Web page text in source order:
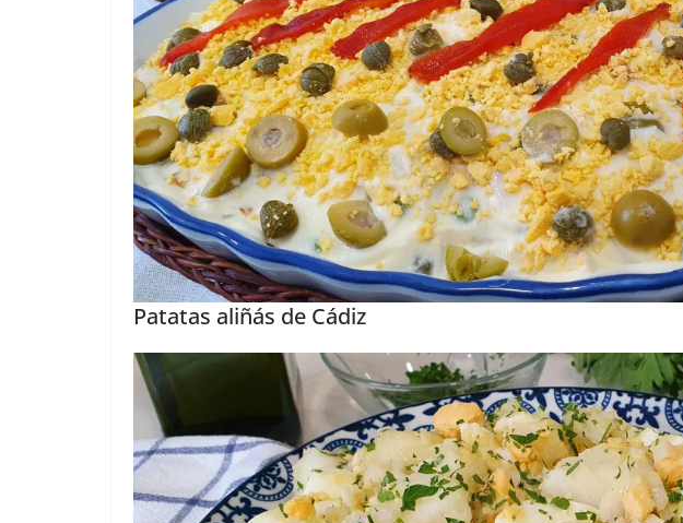
Patatas aliñás de Cádiz